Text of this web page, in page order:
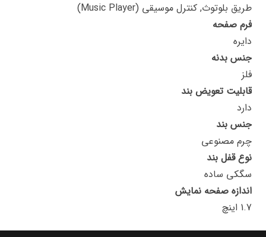
طریق بلوتوث, کنترل موسیقی (Music Player)
فرم صفحه
دایره
جنس بدنه
فلز
قابلیت تعویض بند
دارد
جنس بند
چرم مصنوعی
نوع قفل بند
سگکی ساده
اندازه صفحه نمایش
1.7 اینچ